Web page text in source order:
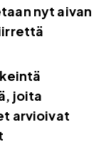
nyt aivan
joita
arvioivat